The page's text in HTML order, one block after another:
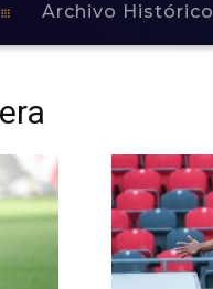
Archivo Histórico